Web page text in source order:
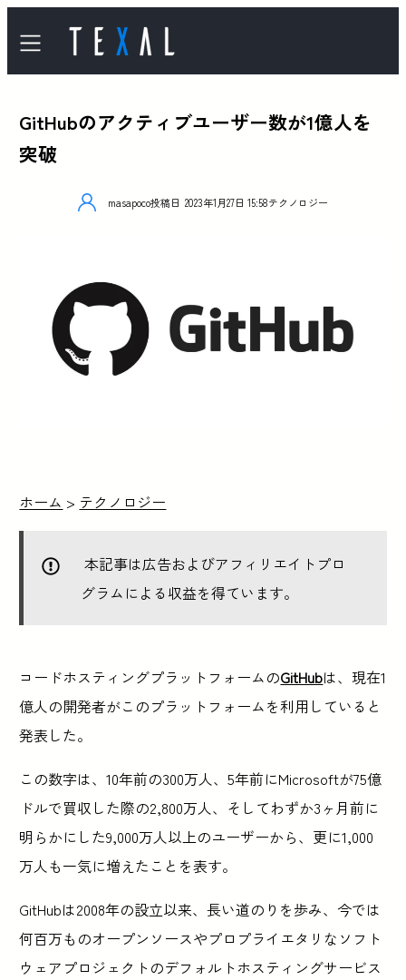
GitHubのアクティブユーザー数が1億人を
突破
masapoco投稿日 2023年1月27日 15:58テクノロジー
ホーム > テクノロジー
本記事は広告およびアフィリエイトプロ
グラムによる収益を得ています。
コードホスティングプラットフォームのGitHubは、現在1
億人の開発者がこのプラットフォームを利用していると
発表した。
この数字は、10年前の300万人、5年前にMicrosoftが75億
ドルで買収した際の2,800万人、そしてわずか3ヶ月前に
明らかにした9,000万人以上のユーザーから、更に1,000
万人も一気に増えたことを表す。
GitHubは2008年の設立以来、長い道のりを歩み、今では
何百万ものオープンソースやプロプライエタリなソフト
ウェアプロジェクトのデフォルトホスティングサービス